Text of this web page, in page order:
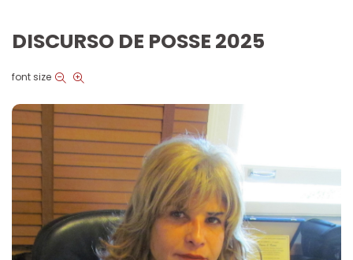
DISCURSO DE POSSE 2025
font size